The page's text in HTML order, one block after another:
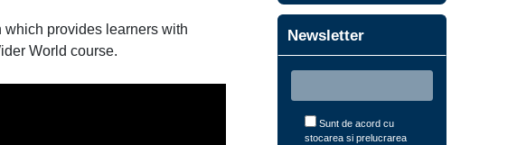
provides learners with
World course.
Newsletter
Sunt de acord cu
stocarea si prelucrarea